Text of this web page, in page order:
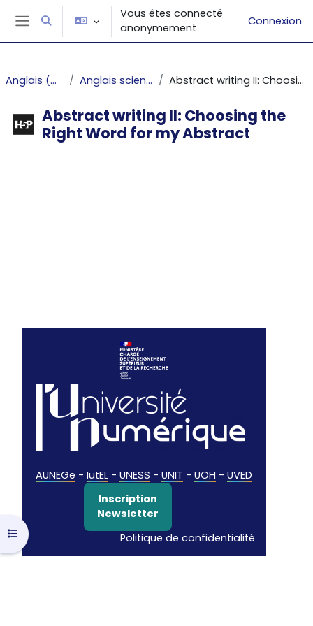
Passer au contenu principal
Panneau latéral
Activer/désactiver la saisie de recherche
Vous êtes connecté
anonymement
Connexion
Ouvrir l’index du cours
Anglais (projet PUNCHy) Anglais scientifique et technique Abstract writing II: Choosing the Right Word for my Abstract
Abstract writing II: Choosing the
Right Word for my Abstract
AUNEGe - IutEL - UNESS - UNIT - UOH - UVED
Inscription
Newsletter
Politique de confidentialité